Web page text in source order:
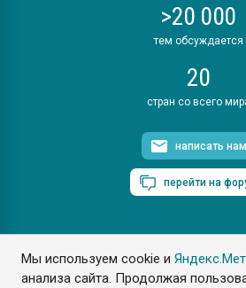
Мы используем cookie и
анализа сайта. Продолжая
>20 000
тем обсуждается
20
стран со всего
написать нам
перейти на
ПластЭксперт © 2006. Все
Разрешается копирование материалов